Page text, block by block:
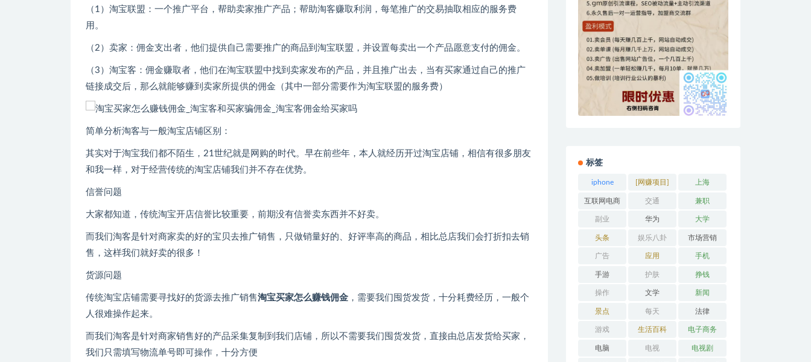
（1）淘宝联盟：一个推广平台，帮助卖家推广产品；帮助淘客赚取利润，每笔推广的交易抽取相应的服务费
用。
（2）卖家：佣金支出者，他们提供自己需要推广的商品到淘宝联盟，并设置每卖出一个产品愿意支付的佣金。
（3）淘宝客：佣金赚取者，他们在淘宝联盟中找到卖家发布的产品，并且推广出去，当有买家通过自己的推广
链接成交后，那么就能够赚到卖家所提供的佣金（其中一部分需要作为淘宝联盟的服务费）
简单分析淘客与一般淘宝店铺区别：
其实对于淘宝我们都不陌生，21世纪就是网购的时代。早在前些年，本人就经历开过淘宝店铺，相信有很多朋友
和我一样，对于经营传统的淘宝店铺我们并不存在优势。
信誉问题
大家都知道，传统淘宝开店信誉比较重要，前期没有信誉卖东西并不好卖。
而我们淘客是针对商家卖的好的宝贝去推广销售，只做销量好的、好评率高的商品，相比总店我们会打折扣去销
售，这样我们就好卖的很多！
货源问题
传统淘宝店铺需要寻找好的货源去推广销售淘宝买家怎么赚钱佣金 ，需要我们囤货发货，十分耗费经历，一般个
人很难操作起来。
而我们淘客是针对商家销售好的产品采集复制到我们店铺，所以不需要我们囤货发货，直接由总店发货给买家，
我们只需填写物流单号即可操作，十分方便
标签
iphone [网赚项目] 上海
互联网电商 交通 兼职
副业 华为 大学
头条 娱乐八卦 市场营销
广告 应用 手机
手游 护肤 挣钱
操作 文学 新闻
景点 每天 法律
游戏 生活百科 电子商务
电脑 电视 电视剧